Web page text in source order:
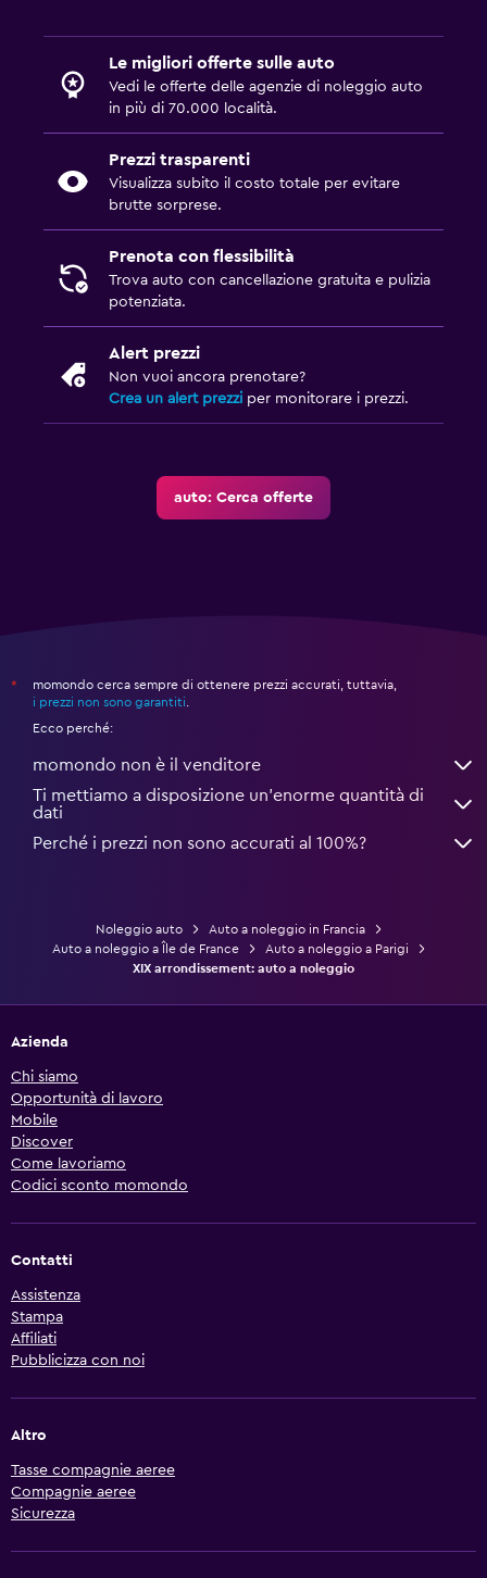
Le migliori offerte sulle auto
Vedi le offerte delle agenzie di noleggio auto
in più di 70.000 località.
Prezzi trasparenti
Visualizza subito il costo totale per evitare
brutte sorprese.
Prenota con flessibilità
Trova auto con cancellazione gratuita e pulizia
potenziata.
Alert prezzi
Non vuoi ancora prenotare?
Crea un alert prezzi per monitorare i prezzi.
auto: Cerca offerte
*
momondo cerca sempre di ottenere prezzi accurati, tuttavia,
i prezzi non sono garantiti.
Ecco perché:
momondo non è il venditore
Ti mettiamo a disposizione un’enorme quantità di
dati
Perché i prezzi non sono accurati al 100%?
Noleggio auto
Auto a noleggio in Francia
Auto a noleggio a Île de France
Auto a noleggio a Parigi
XIX arrondissement: auto a noleggio
Azienda
Chi siamo
Opportunità di lavoro
Mobile
Discover
Come lavoriamo
Codici sconto momondo
Contatti
Assistenza
Stampa
Affiliati
Pubblicizza con noi
Altro
Tasse compagnie aeree
Compagnie aeree
Sicurezza